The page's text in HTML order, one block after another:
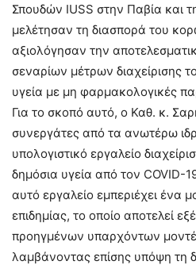
Σπουδών IUSS στην Παβία και
μελέτησαν τη διασπορά του
αξιολόγησαν την
σεναρίων μέτρων διαχείρισης
υγεία με μη φαρμακολογικές
Για το σκοπό αυτό, ο Καθ. κ.
συνεργάτες από τα ανωτέρω
υπολογιστικό εργαλείο
δημόσια υγεία από τον COVID-
αυτό εργαλείο εμπεριέχει ένα
επιδημίας, το οποίο αποτελεί
προηγμένων υπαρχόντων
λαμβάνοντας επίσης υπόψη τη